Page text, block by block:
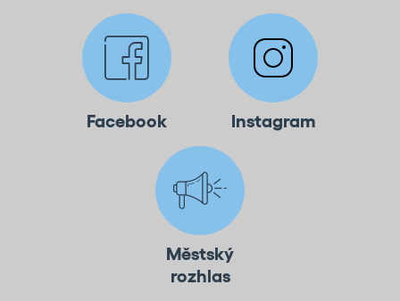
Facebook Instagram
Městský
rozhlas